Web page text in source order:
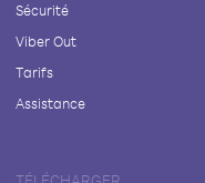
Sécurité
Viber Out
Tarifs
Assistance